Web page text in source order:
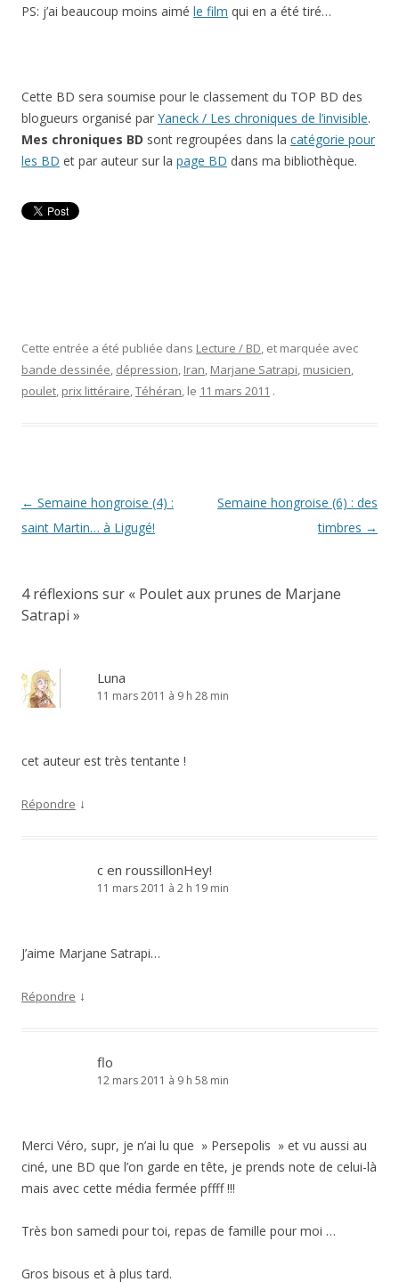
PS: j’ai beaucoup moins aimé le film qui en a été tiré…
Cette BD sera soumise pour le classement du TOP BD des
blogueurs organisé par Yaneck / Les chroniques de l’invisible.
Mes chroniques BD sont regroupées dans la catégorie pour
les BD et par auteur sur la page BD dans ma bibliothèque.
Cette entrée a été publiée dans Lecture / BD, et marquée avec
bande dessinée, dépression, Iran, Marjane Satrapi, musicien,
poulet, prix littéraire,Téhéran, le 11 mars 2011 .
Navigation
des
← Semaine hongroise (4) :
saint Martin… à Ligugé!
Semaine hongroise (6) : des
timbres →
4 réflexions sur « Poulet aux prunes de Marjane
Satrapi »
Luna
11 mars 2011 à 9 h 28 min
cet auteur est très tentante !
Répondre ↓
c en roussillonHey!
11 mars 2011 à 2 h 19 min
J’aime Marjane Satrapi…
Répondre ↓
flo
12 mars 2011 à 9 h 58 min
Merci Véro, supr, je n’ai lu que » Persepolis » et vu aussi au
ciné, une BD que l’on garde en tête, je prends note de celui-là
mais avec cette média fermée pffff !!!
Très bon samedi pour toi, repas de famille pour moi …
Gros bisous et à plus tard.